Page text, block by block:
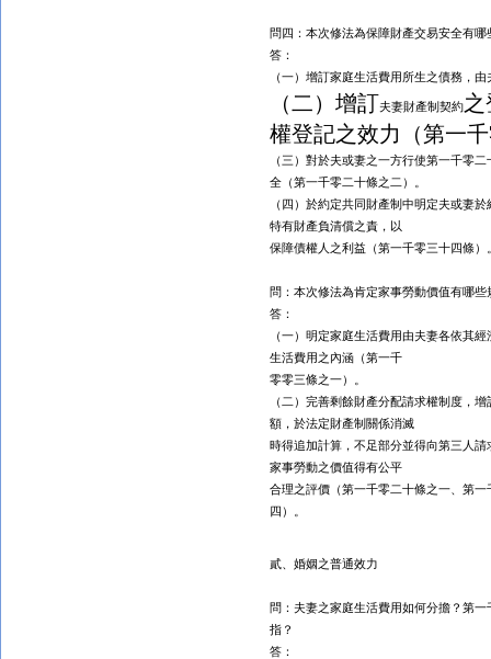
問四：本次修法為保障財產交易安全有哪
答：
（一）增訂家庭生活費用所生之債務，
（二）增訂夫妻財產制契約
權登記之效力（第一
（三）對於夫或妻之一方行使第一千零
全（第一千零二十條之二）。
（四）於約定共同財產制中明定夫或妻
特有財產負清償之責，以
保障債權人之利益（第一千零三十四條）
問：本次修法為肯定家事勞動價值有哪些
答：
（一）明定家庭生活費用由夫妻各依其
生活費用之內涵（第一千
零零三條之一）。
（二）完善剩餘財產分配請求權制度，
額，於法定財產制關係消滅
時得追加計算，不足部分並得向第三人
家事勞動之價值得有公平
合理之評價（第一千零二十條之一、第
四）。
貳、婚姻之普通效力
問：夫妻之家庭生活費用如何分擔？第
指？
答：